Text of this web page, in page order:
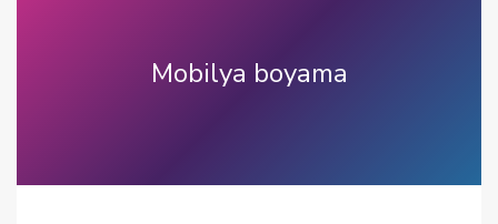
Mobilya boyama